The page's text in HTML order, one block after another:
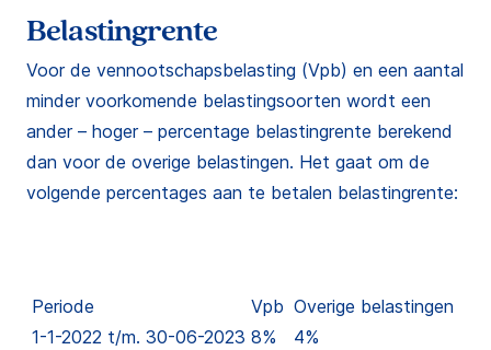
Belastingrente
Voor de vennootschapsbelasting (Vpb) en een aantal
minder voorkomende belastingsoorten wordt een
ander – hoger – percentage belastingrente berekend
dan voor de overige belastingen. Het gaat om de
volgende percentages aan te betalen belastingrente:
Periode Vpb Overige belastingen
1-1-2022 t/m. 30-06-2023 8%
4%